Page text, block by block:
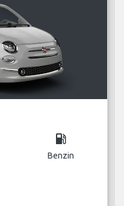
local_gas_station
Benzin